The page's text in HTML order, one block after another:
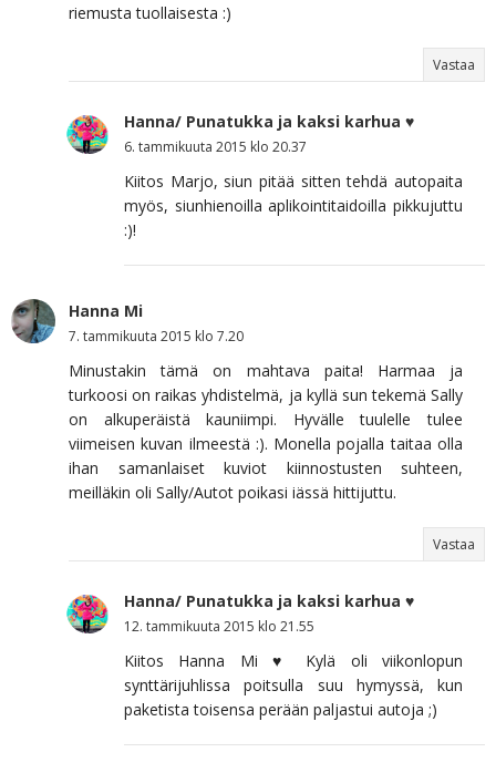
riemusta tuollaisesta :)
Vastaa
Hanna/ Punatukka ja kaksi karhua ♥
6. tammikuuta 2015 klo 20.37
Kiitos Marjo, siun pitää sitten tehdä autopaita
myös, siunhienoilla aplikointitaidoilla pikkujuttu
:)!
Hanna Mi
7. tammikuuta 2015 klo 7.20
Minustakin tämä on mahtava paita! Harmaa ja
turkoosi on raikas yhdistelmä, ja kyllä sun tekemä Sally
on alkuperäistä kauniimpi. Hyvälle tuulelle tulee
viimeisen kuvan ilmeestä :). Monella pojalla taitaa olla
ihan samanlaiset kuviot kiinnostusten suhteen,
meilläkin oli Sally/Autot poikasi iässä hittijuttu.
Vastaa
Hanna/ Punatukka ja kaksi karhua ♥
12. tammikuuta 2015 klo 21.55
Kiitos Hanna Mi ♥ Kylä oli viikonlopun
synttärijuhlissa poitsulla suu hymyssä, kun
paketista toisensa perään paljastui autoja ;)